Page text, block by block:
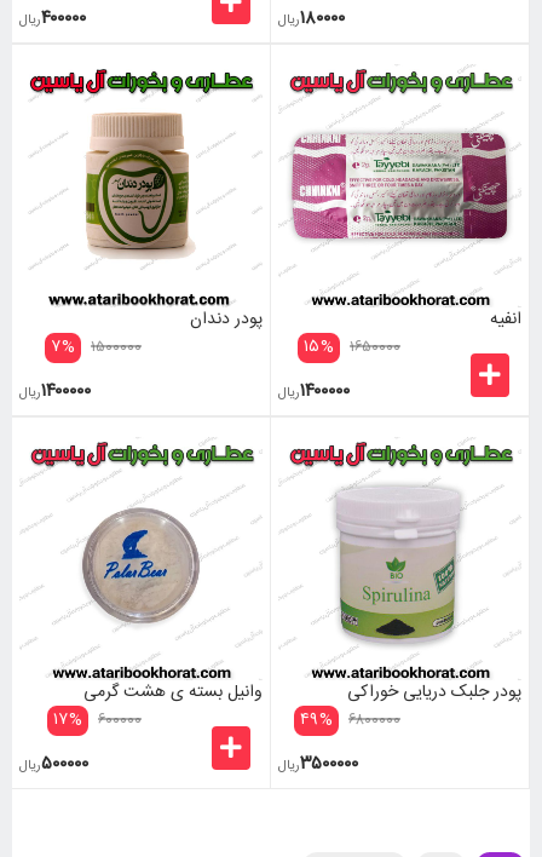
۱۸۰۰۰۰ریال ۴۰۰۰۰۰ریال
انفیه
۱۶۵۰۰۰۰ ۱۵%
۱۴۰۰۰۰۰ریال
پودر دندان
۱۵۰۰۰۰۰ ۷%
۱۴۰۰۰۰۰ریال
پودر جلبک دریایی خوراکی
۶۸۰۰۰۰۰ ۴۹%
۳۵۰۰۰۰۰ریال
وانیل بسته ی هشت گرمی
۶۰۰۰۰۰ ۱۷%
۵۰۰۰۰۰ریال